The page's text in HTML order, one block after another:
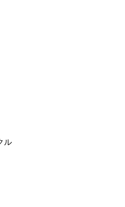
ル